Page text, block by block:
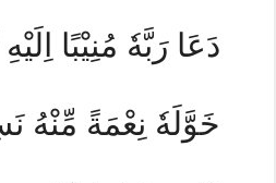
دَعَا رَبَّهٗ مُنِيْبًا اِلَيْهِ
خَوَّلَهٗ نِعْمَةً مِّنْهُ